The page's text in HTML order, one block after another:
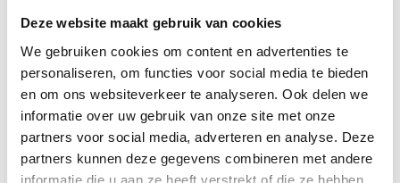
Deze website maakt gebruik van cookies
We gebruiken cookies om content en advertenties te
personaliseren, om functies voor social media te bieden
en om ons websiteverkeer te analyseren. Ook delen we
informatie over uw gebruik van onze site met onze
partners voor social media, adverteren en analyse. Deze
partners kunnen deze gegevens combineren met andere
informatie die u aan ze heeft verstrekt of die ze hebben